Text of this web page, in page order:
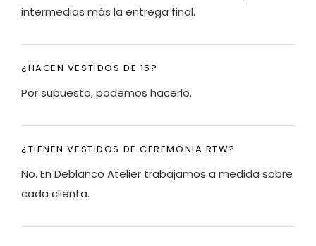
intermedias más la entrega final.
¿HACEN VESTIDOS DE 15?
Por supuesto, podemos hacerlo.
¿TIENEN VESTIDOS DE CEREMONIA RTW?
No. En Deblanco Atelier trabajamos a medida sobre
cada clienta.